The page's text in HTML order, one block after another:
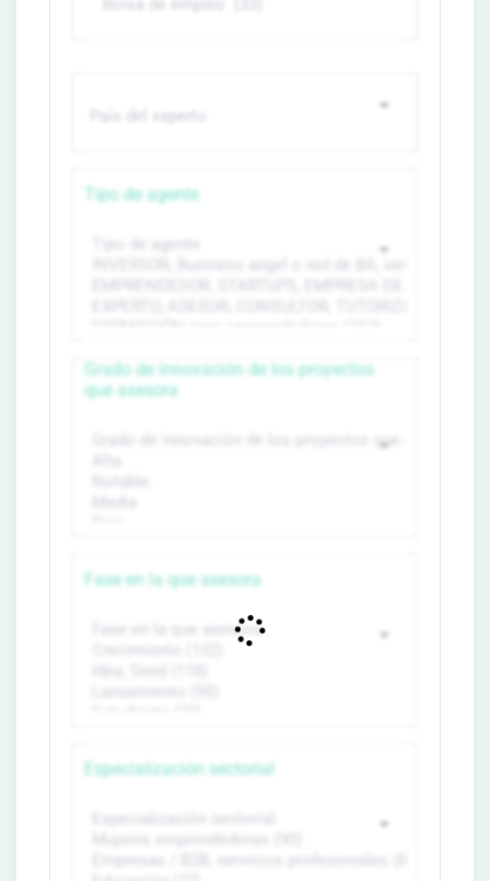
Tipo de agente
Grado de innovación de los proyectos
que asesora
Fase en la que asesora
Especialización sectorial